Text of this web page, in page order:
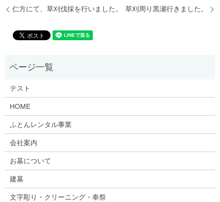
仁方にて、草刈伐採を行いました。 草刈周り黒瀬行きました。
テスト
HOME
ふとんレンタル事業
会社案内
お墓について
建墓
文字彫り・クリーニング・奉祭